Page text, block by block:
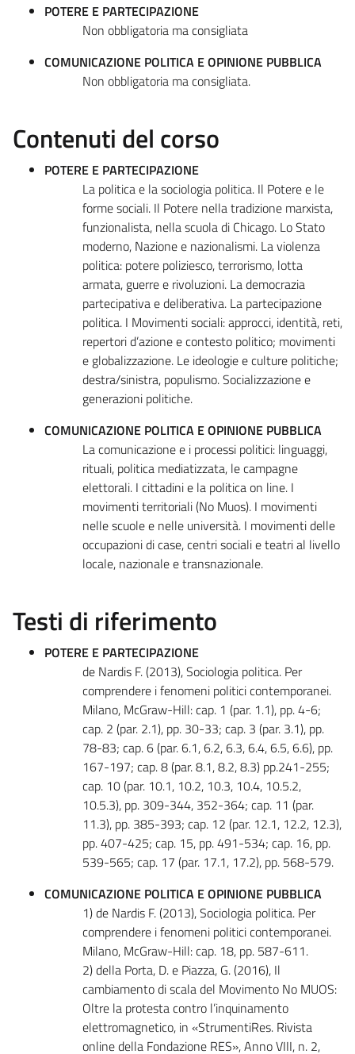
POTERE E PARTECIPAZIONE
Non obbligatoria ma consigliata
COMUNICAZIONE POLITICA E OPINIONE PUBBLICA
Non obbligatoria ma consigliata.
Contenuti del corso
POTERE E PARTECIPAZIONE
La politica e la sociologia politica. Il Potere e le
forme sociali. Il Potere nella tradizione marxista,
funzionalista, nella scuola di Chicago. Lo Stato
moderno, Nazione e nazionalismi. La violenza
politica: potere poliziesco, terrorismo, lotta
armata, guerre e rivoluzioni. La democrazia
partecipativa e deliberativa. La partecipazione
politica. I Movimenti sociali: approcci, identità, reti,
repertori d’azione e contesto politico; movimenti
e globalizzazione. Le ideologie e culture politiche;
destra/sinistra, populismo. Socializzazione e
generazioni politiche.
COMUNICAZIONE POLITICA E OPINIONE PUBBLICA
La comunicazione e i processi politici: linguaggi,
rituali, politica mediatizzata, le campagne
elettorali. I cittadini e la politica on line. I
movimenti territoriali (No Muos). I movimenti
nelle scuole e nelle università. I movimenti delle
occupazioni di case, centri sociali e teatri al livello
locale, nazionale e transnazionale.
Testi di riferimento
POTERE E PARTECIPAZIONE
de Nardis F. (2013), Sociologia politica. Per
comprendere i fenomeni politici contemporanei.
Milano, McGraw-Hill: cap. 1 (par. 1.1), pp. 4-6;
cap. 2 (par. 2.1), pp. 30-33; cap. 3 (par. 3.1), pp.
78-83; cap. 6 (par. 6.1, 6.2, 6.3, 6.4, 6.5, 6.6), pp.
167-197; cap. 8 (par. 8.1, 8.2, 8.3) pp.241-255;
cap. 10 (par. 10.1, 10.2, 10.3, 10.4, 10.5.2,
10.5.3), pp. 309-344, 352-364; cap. 11 (par.
11.3), pp. 385-393; cap. 12 (par. 12.1, 12.2, 12.3),
pp. 407-425; cap. 15, pp. 491-534; cap. 16, pp.
539-565; cap. 17 (par. 17.1, 17.2), pp. 568-579.
COMUNICAZIONE POLITICA E OPINIONE PUBBLICA
1) de Nardis F. (2013), Sociologia politica. Per
comprendere i fenomeni politici contemporanei.
Milano, McGraw-Hill: cap. 18, pp. 587-611.
2) della Porta, D. e Piazza, G. (2016), Il
cambiamento di scala del Movimento No MUOS:
Oltre la protesta contro l’inquinamento
elettromagnetico, in «StrumentiRes. Rivista
online della Fondazione RES», Anno VIII, n. 2,